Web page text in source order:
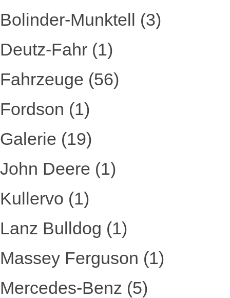
Bolinder-Munktell (3)
Deutz-Fahr (1)
Fahrzeuge (56)
Fordson (1)
Galerie (19)
John Deere (1)
Kullervo (1)
Lanz Bulldog (1)
Massey Ferguson (1)
Mercedes-Benz (5)